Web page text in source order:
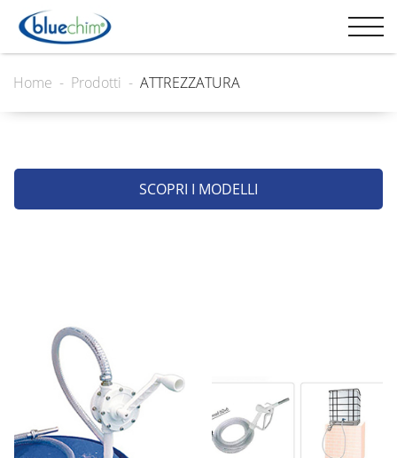
Home Prodotti ATTREZZATURA
SCOPRI I MODELLI